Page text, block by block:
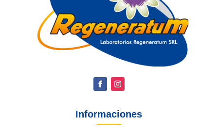
Informaciones